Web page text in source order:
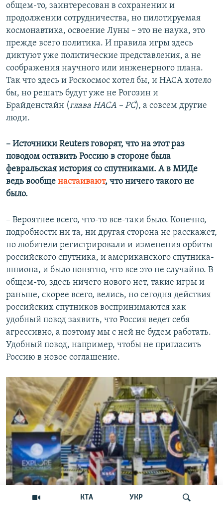
КТА УКР
общем-то, заинтересован в сохранении и
продолжении сотрудничества, но пилотируемая
космонавтика, освоение Луны – это не наука, это
прежде всего политика. И правила игры здесь
диктуют уже политические представления, а не
соображения научного или инженерного плана.
Так что здесь и Роскосмос хотел бы, и НАСА хотело
бы, но решать будут уже не Рогозин и
Брайденстайн (глава НАСА – РС), а совсем другие
люди.
– Источники Reuters говорят, что на этот раз
поводом оставить Россию в стороне была
февральская история со спутниками. А в МИДе
ведь вообще настаивают, что ничего такого не
было.
– Вероятнее всего, что-то все-таки было. Конечно,
подробности ни та, ни другая сторона не расскажет,
но любители регистрировали и изменения орбиты
российского спутника, и американского спутника-
шпиона, и было понятно, что все это не случайно. В
общем-то, здесь ничего нового нет, такие игры и
раньше, скорее всего, велись, но сегодня действия
российских спутников воспринимаются как
удобный повод заявить, что Россия ведет себя
агрессивно, а поэтому мы с ней не будем работать.
Удобный повод, например, чтобы не пригласить
Россию в новое соглашение.